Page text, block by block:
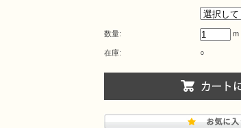
数量: m
在庫: ○